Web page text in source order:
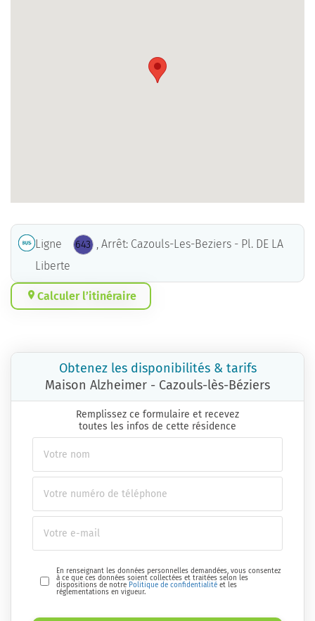
Ligne 643 , Arrêt: Cazouls-Les-Beziers - Pl. DE LA
Liberte
Calculer l’itinéraire
Obtenez les disponibilités & tarifs
Maison Alzheimer - Cazouls-lès-Béziers
Remplissez ce formulaire et recevez
toutes les infos de cette résidence
En renseignant les données personnelles demandées, vous consentez
à ce que ces données soient collectées et traitées selon les
dispositions de notre Politique de confidentialité et les
réglementations en vigueur.